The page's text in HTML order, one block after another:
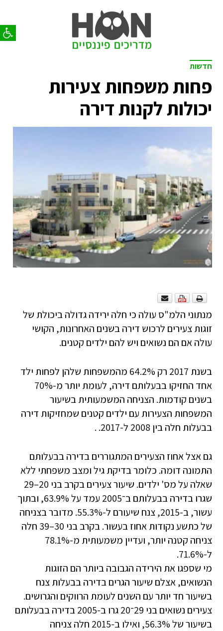
פתח
חדשות
פחות משפחות צעירות
יכולות לקנות דירה
מנתוני הלמ"ס עולה כי חלה ירידה גדולה ביכולת של
זוגות צעירים לרכוש דירה בשנים האחרונות, הקושי
עולה אם הם נשואים ויש להם ילדים קטנים.
בשנת 2017 רק 64.2% מהמשפחות שלהן לפחות ילד
אחד החזיקו בבעלותם דירה, לעומת יותר מ-70%
בשנים קודמות. הצניחה המשמעותית בשיעור
המשפחות הצעירות עם ילדים קטנים שמחזיקות דירה
בבעלות חלה בין 2008 ל-2017. .
גם אצל אחוז הצעירים המתגוררים בדירה בבעלותם
התמונה דומה. כלומר בדיקת גיל ומצב משפחתי ללא
שגרו בדירה בבעלותם ב־2005 עמד על 63.9%, ובתוך
עשור, ב-2015, צנח שיעורם ל-55.3%. מדובר בצניחה
של כתשע נקודות אחוז בעשור. בקרב בני 30–39 חלה
צניחה קטנה יותר, ועדיין משמעותית מ-78.1%
ל-71.6%.
מי שספגו את הירידה הגבובה ביותר הם הזוגות
הנשואים, אצלם שיעור הגרים בדירה בבעלות צנח
בשיעור חד יותר עם השנים לעומת הרווקים והגרושים.
צעירים נשואים בני 29־20 גרו ב-2005 בדירה בבעלותם
בשיעור של 56.3%, ואילו ב-2015 חלה צניחה